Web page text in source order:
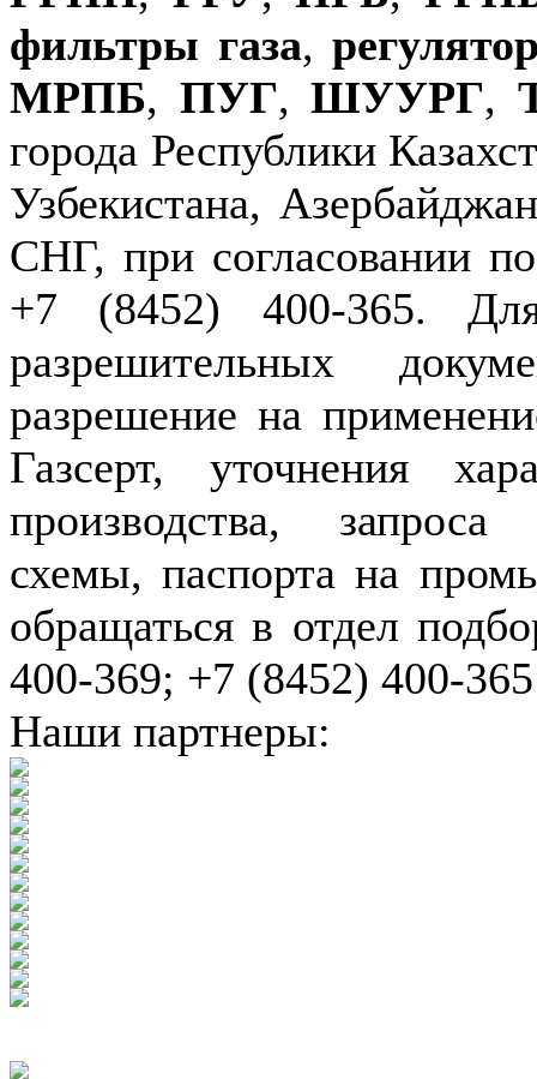
фильтры газа,
МРПБ, ПУГ,ШУУРГ,
города Республики
Узбекистана,
СНГ, при согласовании
+7 (8452) 400-365.
разрешительных
разрешение на
Газсерт, уточнения
производства,
схемы, паспорта на
обращаться в отдел
400-369; +7 (8452) 400-365
Наши партнеры: